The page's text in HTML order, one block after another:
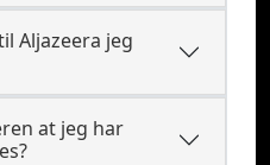
Aljazeera jeg
at jeg har